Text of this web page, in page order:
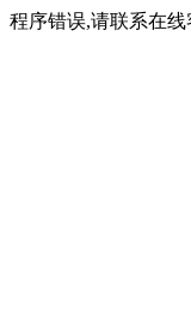
程序错误,请联系在线